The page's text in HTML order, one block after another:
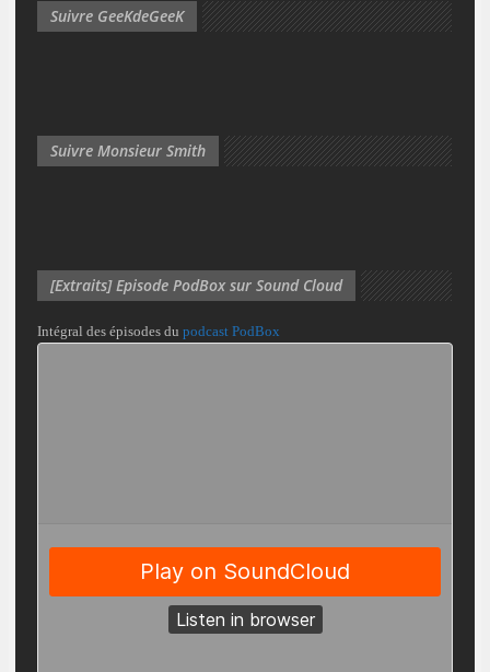
Suivre GeeKdeGeeK
Suivre Monsieur Smith
[Extraits] Episode PodBox sur Sound Cloud
Intégral des épisodes du podcast PodBox